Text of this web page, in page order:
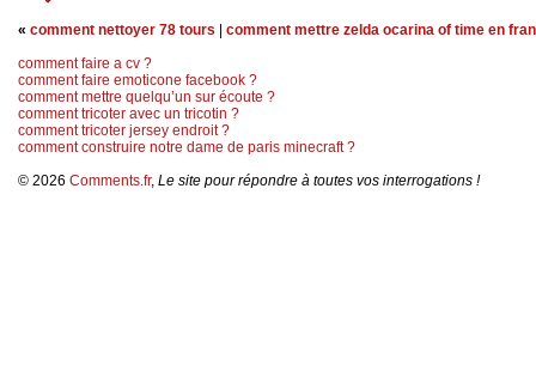
« comment nettoyer 78 tours
comment mettre zelda ocarina of time en
comment faire a cv ?
comment faire emoticone facebook ?
comment mettre quelqu’un sur écoute ?
comment tricoter avec un tricotin ?
comment tricoter jersey endroit ?
comment construire notre dame de paris minecraft ?
© 2026 Comments.fr, Le site pour répondre à toutes vos interrogations !